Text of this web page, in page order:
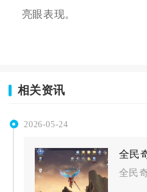
亮眼表现。
相关资讯
2026-05-24